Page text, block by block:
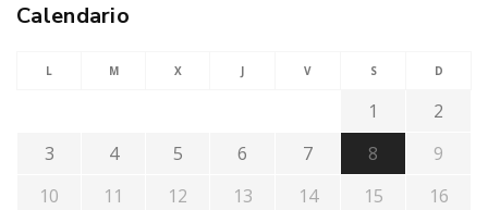
Calendario
L M X J V S D
1
2
3
4 5 6 7 8
9
10
11 12 13 14 15
16